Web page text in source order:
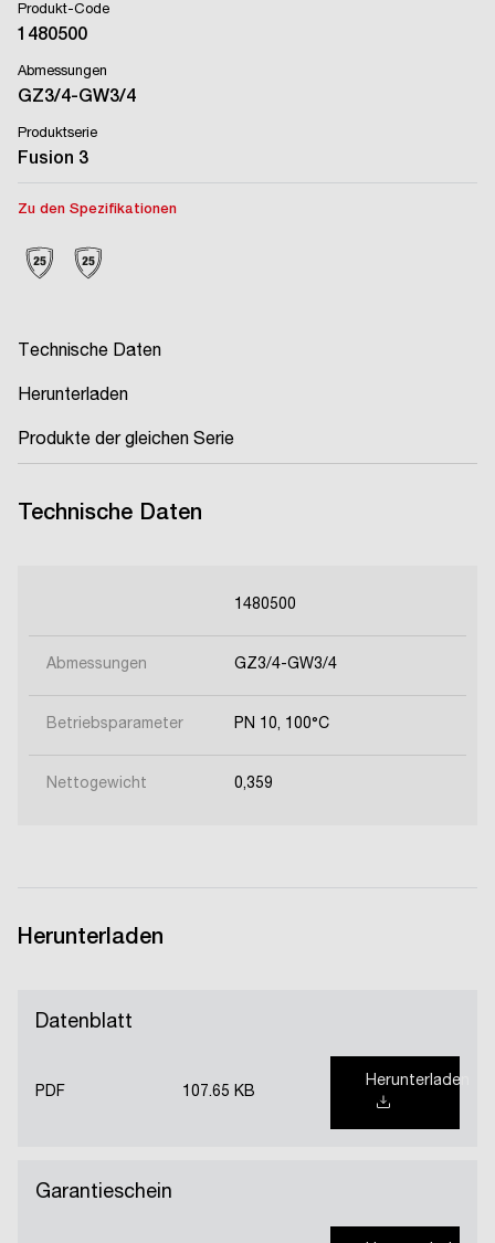
Produkt-Code
1480500
Abmessungen
GZ3/4-GW3/4
Produktserie
Fusion 3
Zu den Spezifikationen
Technische Daten
Herunterladen
Produkte der gleichen Serie
Technische Daten
1480500
Abmessungen GZ3/4-GW3/4
Betriebsparameter PN 10, 100°C
Nettogewicht 0,359
Herunterladen
Datenblatt
PDF 107.65 KB
Herunterladen
Garantieschein